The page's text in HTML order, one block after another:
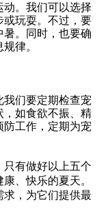
动。我们可以选择
或玩耍。不过，要
。同时，也要确
律。
我们要定期检查宠
，如食欲不振、精
防工作，定期为宠
只有做好以上五个
、快乐的夏天。
求，为它们提供最